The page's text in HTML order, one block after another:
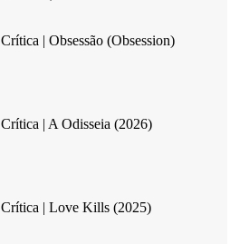
Crítica | Obsessão (Obsession)
Crítica | A Odisseia (2026)
Crítica | Love Kills (2025)